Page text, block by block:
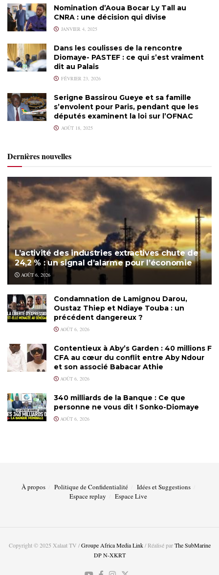
Nomination d’Aoua Bocar Ly Tall au
CNRA : une décision qui divise
JANVIER 4, 2025
Dans les coulisses de la rencontre
Diomaye- PASTEF : ce qui s’est vraiment
dit au Palais
FÉVRIER 23, 2026
Serigne Bassirou Gueye et sa famille
s’envolent pour Paris, pendant que les
députés examinent la loi sur l’OFNAC
AOÛT 18, 2025
Dernières nouvelles
L’activité des industries extractives chute de
24,2 % : un signal d’alarme pour l’économie
AOÛT 6, 2026
Condamnation de Lamignou Darou,
Oustaz Thiep et Ndiaye Touba : un
précédent dangereux ?
AOÛT 6, 2026
Contentieux à Aby’s Garden : 40 millions F
CFA au cœur du conflit entre Aby Ndour
et son associé Babacar Athie
AOÛT 6, 2026
340 milliards de la Banque : Ce que
personne ne vous dit ! Sonko-Diomaye
AOÛT 6, 2026
À propos Politique de Confidentialité
Idées et Suggestions
Espace replay
Espace Live
Copyright © 2025 Xalaat TV /Groupe Africa Media Link/ Réalisé parThe SubMarine
DP N-XKRT